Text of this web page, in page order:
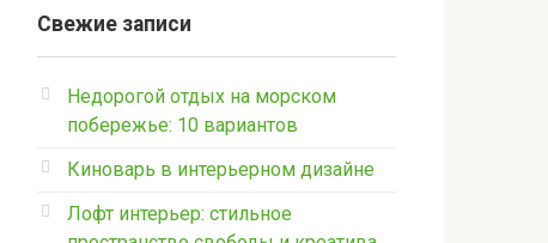
Свежие записи
Недорогой отдых на морском
побережье: 10 вариантов
Киноварь в интерьерном дизайне
Лофт интерьер: стильное